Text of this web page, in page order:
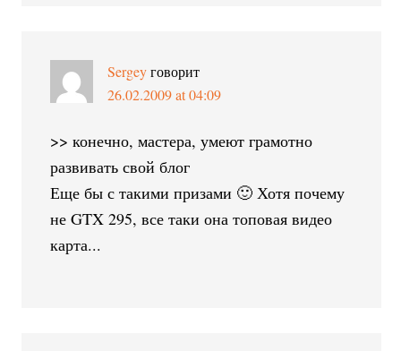
Sergey говорит
26.02.2009 at 04:09
>> конечно, мастера, умеют грамотно
развивать свой блог
Еще бы с такими призами 🙂 Хотя почему
не GTX 295, все таки она топовая видео
карта...